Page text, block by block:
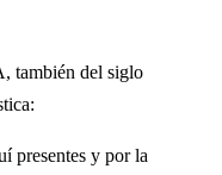
del siglo
presentes y por la